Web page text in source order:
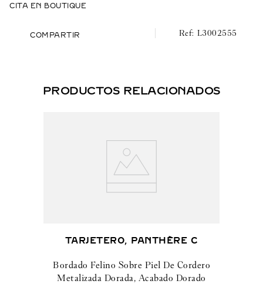
CITA EN BOUTIQUE
COMPARTIR L3002555
PRODUCTOS RELACIONADOS
TARJETERO, PANTHÈRE C
Bordado Felino Sobre Piel De Cordero
Metalizada Dorada, Acabado Dorado